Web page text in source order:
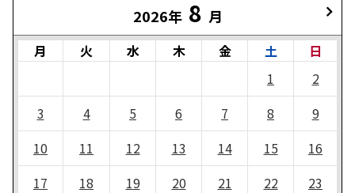
2026年 8 月
月 火 水 木 金 土
日
1
2
3
4 5 6 7 8
9
10
11 12 13 14 15
16
17
18 19 20 21 22
23